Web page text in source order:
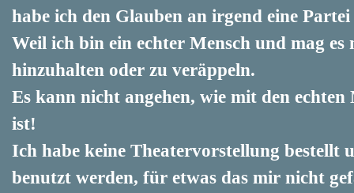
habe ich den Glauben an irgend eine
Weil ich bin ein echter Mensch und mag
hinzuhalten oder zu veräppeln.
Es kann nicht angehen, wie mit den echten
ist!
Ich habe keine Theatervorstellung bestellt
benutzt werden, für etwas das mir nicht